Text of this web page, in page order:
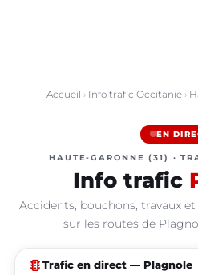
Accueil › Info trafic Occitanie ›
EN
HAUTE-GARONNE (31) ·
Info trafic
Accidents, bouchons, travaux
sur les routes de
traffic Trafic en direct — Plagnole